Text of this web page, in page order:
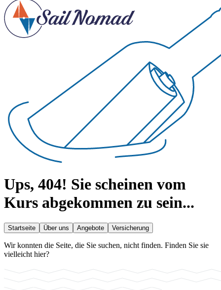
Ups, 404! Sie scheinen vom
Kurs abgekommen zu sein...
Startseite Über uns Angebote Versicherung
Wir konnten die Seite, die Sie suchen, nicht finden. Finden Sie sie
vielleicht hier?